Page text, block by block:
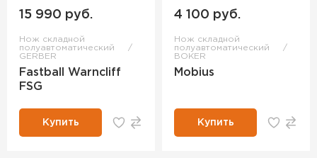
15 990 руб.
Нож складной
полуавтоматический
GERBER
Fastball Warncliff
FSG
Купить
4 100 руб.
Нож складной
полуавтоматический
BOKER
Mobius
Купить